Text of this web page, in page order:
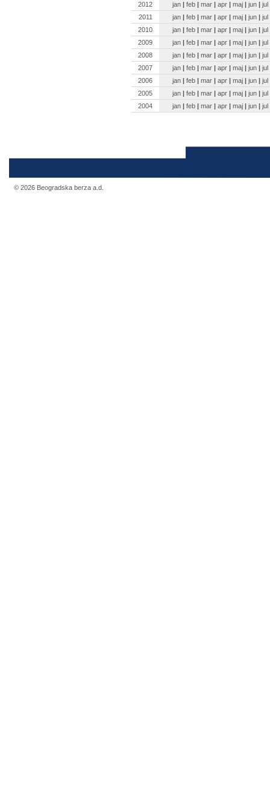
2012 jan | feb | mar | apr | maj | jun | jul
2011
jan | feb | mar | apr | maj | jun | jul
2010
jan | feb | mar | apr | maj | jun | jul
2009
jan | feb | mar | apr | maj | jun | jul
2008
jan | feb | mar | apr | maj | jun | jul
2007
jan | feb | mar | apr | maj | jun | jul
2006
jan | feb | mar | apr | maj | jun | jul
2005
jan | feb | mar | apr | maj | jun | jul
2004
jan | feb | mar | apr | maj | jun | jul
© 2026 Beogradska berza a.d.